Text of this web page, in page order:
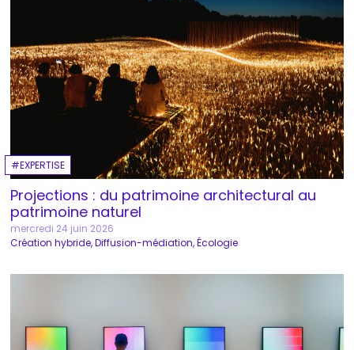
EXPERTISE
Projections : du patrimoine architectural au
patrimoine naturel
mercredi 24 juin 2026
Création hybride Diffusion-médiation Écologie